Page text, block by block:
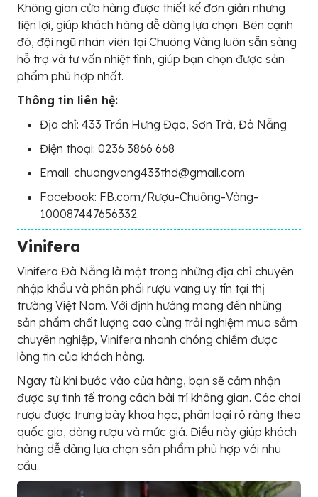
Không gian cửa hàng được thiết kế đơn giản nhưng
tiện lợi, giúp khách hàng dễ dàng lựa chọn. Bên cạnh
đó, đội ngũ nhân viên tại Chuông Vàng luôn sẵn sàng
hỗ trợ và tư vấn nhiệt tình, giúp bạn chọn được sản
phẩm phù hợp nhất.
Thông tin liên hệ:
Địa chỉ: 433 Trần Hưng Đạo, Sơn Trà, Đà Nẵng
Điện thoại: 0236 3866 668
Email: chuongvang433thd@gmail.com
Facebook: FB.com/Rượu-Chuông-Vàng-
100087447656332
Vinifera
Vinifera Đà Nẵng là một trong những địa chỉ chuyên
nhập khẩu và phân phối rượu vang uy tín tại thị
trường Việt Nam. Với định hướng mang đến những
sản phẩm chất lượng cao cùng trải nghiệm mua sắm
chuyên nghiệp, Vinifera nhanh chóng chiếm được
lòng tin của khách hàng.
Ngay từ khi bước vào cửa hàng, bạn sẽ cảm nhận
được sự tinh tế trong cách bài trí không gian. Các chai
rượu được trưng bày khoa học, phân loại rõ ràng theo
quốc gia, dòng rượu và mức giá. Điều này giúp khách
hàng dễ dàng lựa chọn sản phẩm phù hợp với nhu
cầu.